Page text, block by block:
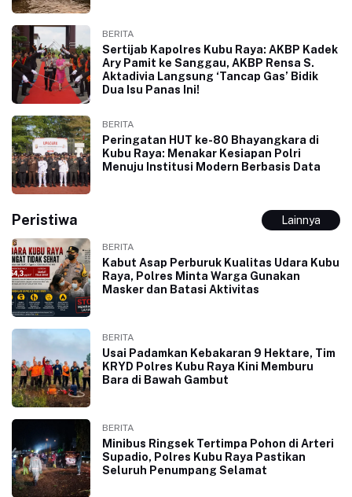
BERITA
Sertijab Kapolres Kubu Raya: AKBP Kadek
Ary Pamit ke Sanggau, AKBP Rensa S.
Aktadivia Langsung ‘Tancap Gas’ Bidik
Dua Isu Panas Ini!
BERITA
Peringatan HUT ke-80 Bhayangkara di
Kubu Raya: Menakar Kesiapan Polri
Menuju Institusi Modern Berbasis Data
Peristiwa Lainnya
BERITA
Kabut Asap Perburuk Kualitas Udara Kubu
Raya, Polres Minta Warga Gunakan
Masker dan Batasi Aktivitas
BERITA
Usai Padamkan Kebakaran 9 Hektare, Tim
KRYD Polres Kubu Raya Kini Memburu
Bara di Bawah Gambut
BERITA
Minibus Ringsek Tertimpa Pohon di Arteri
Supadio, Polres Kubu Raya Pastikan
Seluruh Penumpang Selamat